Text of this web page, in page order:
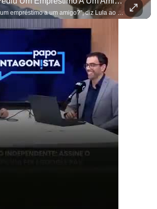
“Quem nunca pediu um empréstimo a um amigo?”, diz Lula ao defender seu ex-chefe de gabinete Marcola, que recebeu R$ 249 mil de uma empresa ligada a uma amiga de Lulinha. #OAntagonista Se você busca informação com credibilidade, inscreva-se agora e ative o